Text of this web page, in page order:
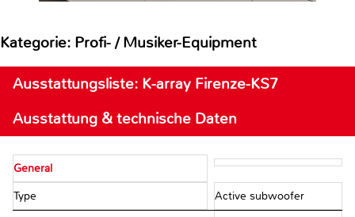
Kategorie: Profi- / Musiker-Equipment
Ausstattungsliste: K-array Firenze-KS7
Ausstattung & technische Daten
General
Type Active subwoofer